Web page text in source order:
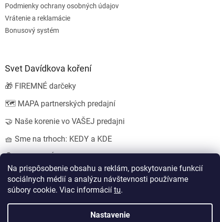
Na prispôsobenie obsahu a reklám, poskytovanie funkcií
sociálnych médií a analýzu návštevnosti používame
súbory cookie. Viac informácií tu.
Nastavenie
Podmienky ochrany osobných údajov
Vrátenie a reklamácie
Bonusový systém
Svet Davídkova koření
🎁 FIREMNÉ darčeky
🗺️ MAPA partnerských predajní
🤝 Naše korenie vo VAŠEJ predajni
🧺 Sme na trhoch: KEDY a KDE
EshopyUmíme.cz